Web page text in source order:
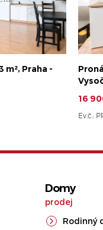
m², Praha -
16
Ev.č.:
Domy
prodej
Rodinný